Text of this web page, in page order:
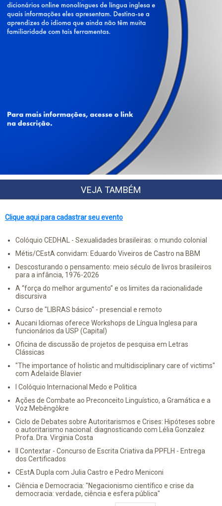
VEJA TAMBÉM
Clique aqui para cadastrar seu evento
Colóquio CEDHAL - Sexualidades brasileiras: o mundo colonial
Métis/CEstA convidam: Eduardo Viveiros de Castro na BBM
Descosturando o pensamento: meio século de livros brasileiros
para a infância, 1976-2026
A “força do melhor argumento” e os limites da racionalidade
discursiva
Curso de "LIBRAS básico" - presencial e remoto
Aucani Idiomas oferece Workshops de Língua Inglesa para
funcionários da USP (Capital)
Oficina de discussão de projetos de pesquisa em Letras
Clássicas
"The importance of holistic and multidisciplinary care of victims"
com Adelaïde Blavier
I Colóquio Internacional Medo e Politica
Ações de Combate ao Preconceito Linguístico, a Gramática e a
Voz Mebêngôkre
Ciclo de Debates sobre Autoritarismos e Crises: Hipóteses sobre
o autoritarismo nacional: diagnosticando com Lélia Gonzalez
Profa. Dra. Virginia Costa
II Contextar - Concurso de Escrita Criativa da PPFLH - Entrega
dos Certificados
CEstA Dupla com Julia Castro e Pedro Meniconi
Ciência e Democracia: "Negacionismo científico e crise da
democracia: verdade, ciência e esfera pública"